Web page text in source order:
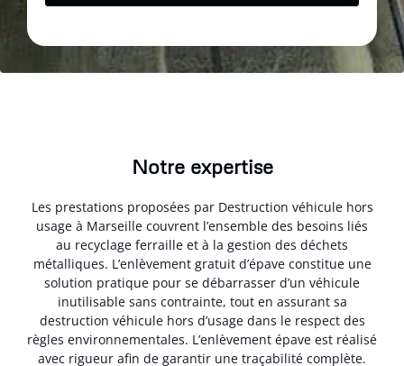
Notre expertise
Les prestations proposées par Destruction véhicule hors
usage à Marseille couvrent l’ensemble des besoins liés
au recyclage ferraille et à la gestion des déchets
métalliques. L’enlèvement gratuit d’épave constitue une
solution pratique pour se débarrasser d’un véhicule
inutilisable sans contrainte, tout en assurant sa
destruction véhicule hors d’usage dans le respect des
règles environnementales. L’enlèvement épave est réalisé
avec rigueur afin de garantir une traçabilité complète.